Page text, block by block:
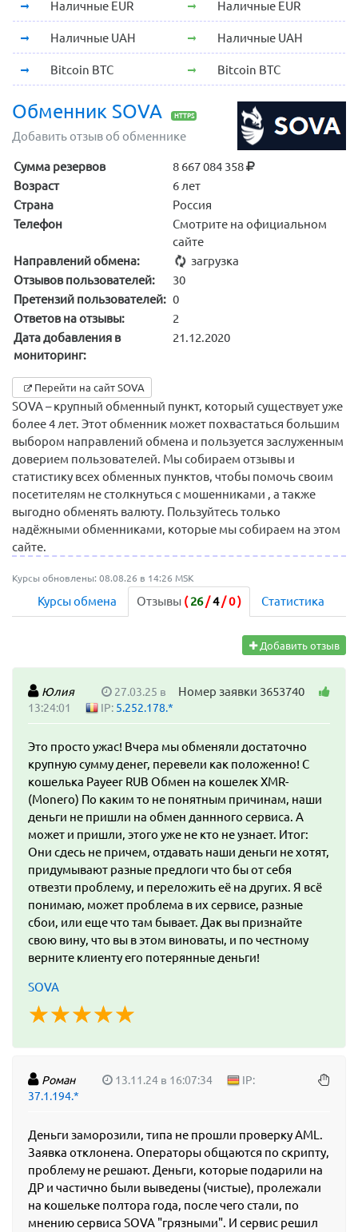
Наличные EUR Наличные EUR
Наличные UAH Наличные UAH
Bitcoin BTC Bitcoin BTC
Обменник SOVA HTTPS
Добавить отзыв об обменнике
Сумма резервов
8 667 084 358
Возраст
6 лет
Страна
Россия
Телефон
Смотрите на официальном
сайте
Направлений обмена:
загрузка
Отзывов пользователей:
30
Претензий пользователей: 0
Ответов на отзывы:
2
Дата добавления в
мониторинг:
21.12.2020
Перейти на сайт SOVA
SOVA – крупный обменный пункт, который существует уже
более 4 лет. Этот обменник может похвастаться большим
выбором направлений обмена и пользуется заслуженным
доверием пользователей. Мы собираем отзывы и
статистику всех обменных пунктов, чтобы помочь своим
посетителям не столкнуться с мошенниками , а также
выгодно обменять валюту. Пользуйтесь только
надёжными обменниками, которые мы собираем на этом
сайте.
Курсы обновлены: 08.08.26 в 14:26 MSK
Курсы обмена Отзывы ( 26/4/0) Статистика
Добавить отзыв
Номер заявки 3653740
Юлия
27.03.25 в
13:24:01
IP: 5.252.178.*
Это просто ужас! Вчера мы обменяли достаточно
крупную сумму денег, перевели как положенно! С
кошелька Payeer RUB Обмен на кошелек XMR-
(Monero) По каким то не понятным причинам, наши
деньги не пришли на обмен даннного сервиса. А
может и пришли, этого уже не кто не узнает. Итог:
Они сдесь не причем, отдавать наши деньги не хотят,
придумывают разные предлоги что бы от себя
отвезти проблему, и переложить её на других. Я всё
понимаю, может проблема в их сервисе, разные
сбои, или еще что там бывает. Дак вы признайте
свою вину, что вы в этом виноваты, и по честному
верните клиенту его потерянные деньги!
SOVA
☆☆☆☆☆
★★★★★
Роман 13.11.24 в 16:07:34
IP:
37.1.194.*
Деньги заморозили, типа не прошли проверку AML.
Заявка отклонена. Операторы общаются по скрипту,
проблему не решают. Деньги, которые подарили на
ДР и частично были выведены (чистые), пролежали
на кошельке полтора года, после чего стали, по
мнению сервиса SOVA "грязными". И сервис решил